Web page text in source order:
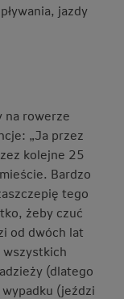
jazdy
na rowerze
„Ja przez
kolejne 25
Bardzo
tego
żeby czuć
od dwóch lat
wszystkich
(dlatego
(jeździ